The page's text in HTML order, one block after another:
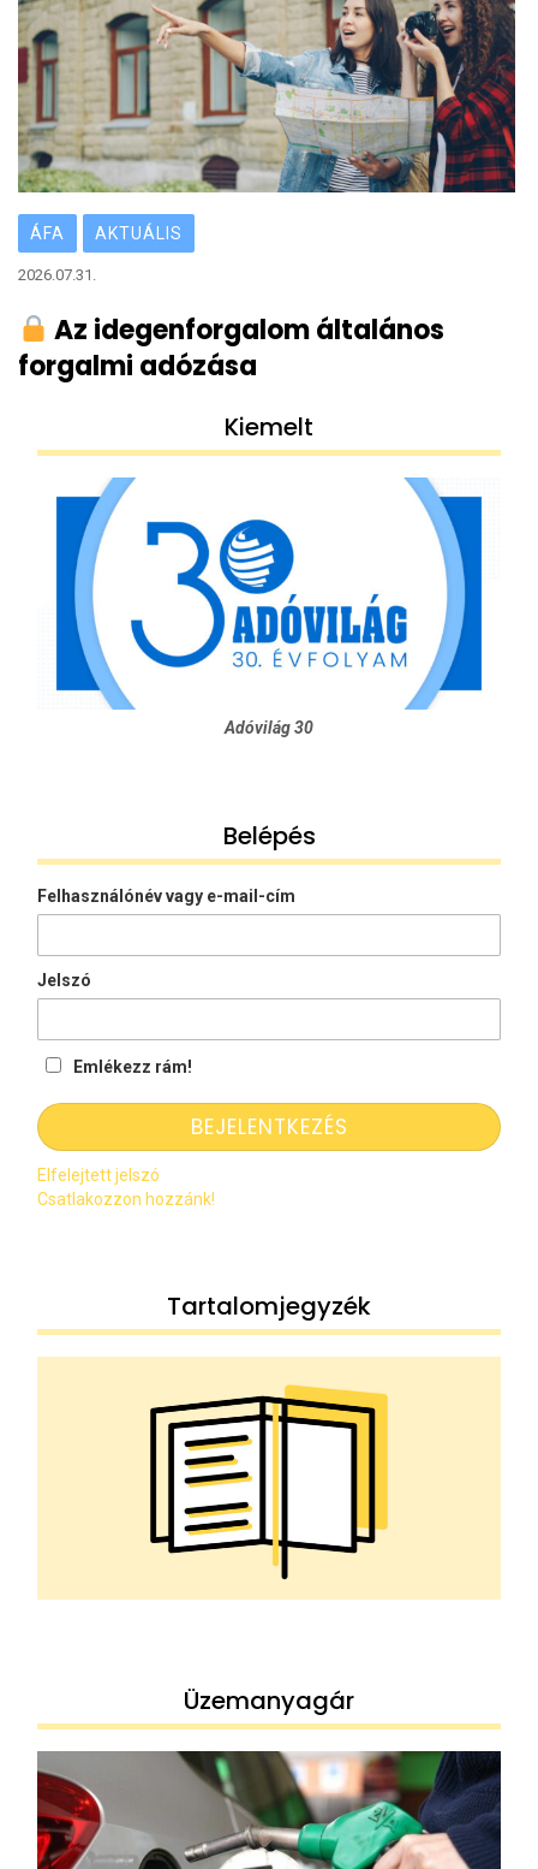
ÁFA AKTUÁLIS
2026.07.31.
Az idegenforgalom általános
forgalmi adózása
Kiemelt
Adóvilág 30
Belépés
Felhasználónév vagy e-mail-cím
Jelszó
Emlékezz rám!
Elfelejtett jelszó
Csatlakozzon hozzánk!
Tartalomjegyzék
Üzemanyagár